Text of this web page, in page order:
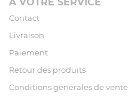
Contact
Livraison
Paiement
Retour des produits
Conditions générales de vente